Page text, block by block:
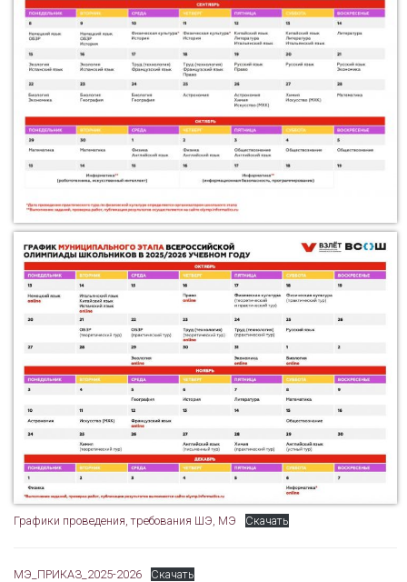
Графики проведения, требования ШЭ, МЭ Скачать
МЭ_ПРИКАЗ_2025-2026
Скачать